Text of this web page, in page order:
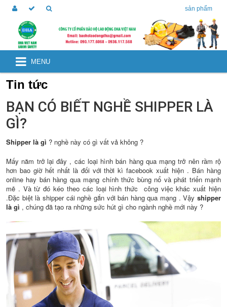
sản phẩm
MENU
Tin tức
BẠN CÓ BIẾT NGHỀ SHIPPER LÀ
GÌ?
Shipper là gì ? nghề này có gì vất vả không ?
Mấy năm trở lại đây , các loại hình bán hàng qua mạng trở nên rầm rộ
hơn bao giờ hết nhất là đối với thời kì facebook xuất hiện . Bán hàng
online hay bán hàng qua mạng chính thức bùng nổ và phát triển mạnh
mẽ . Và từ đó kéo theo các loại hình thức công việc khác xuất hiện
.Đặc biệt là shipper cái nghề gắn với bán hàng qua mạng . Vậy shipper
là gì , chúng đã tạo ra những sức hút gì cho ngành nghề mới này ?